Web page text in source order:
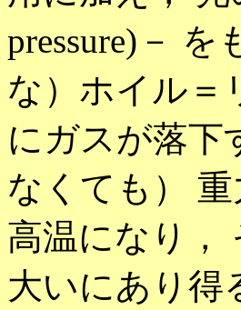
pressure)－
な）ホイル＝
にガスが落下
なくても）
高温になり，
大いにあり得